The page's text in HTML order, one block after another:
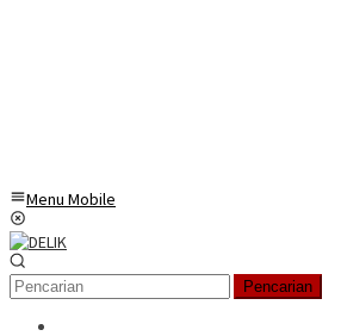
Menu Mobile
Pencarian